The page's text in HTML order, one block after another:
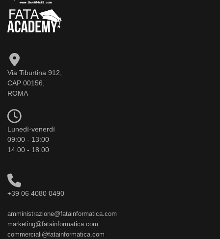
Via Tiburtina 912,
CAP 00156,
ROMA
Lunedì-venerdì
09:00 - 13:00
14:00 - 18:00
+39 06 4080 0490
amministrazione@fatainformatica.com
marketing@fatainformatica.com
commerciali@fatainformatica.com